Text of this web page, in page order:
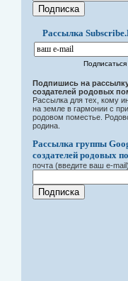
Рассылка
Подпишись на
создателей родовых
Рассылка для тех, кому
на земле в гармонии с
родовом поместье.
родина.
Рассылка группы
создателей родовых
почта (введите ваш e-